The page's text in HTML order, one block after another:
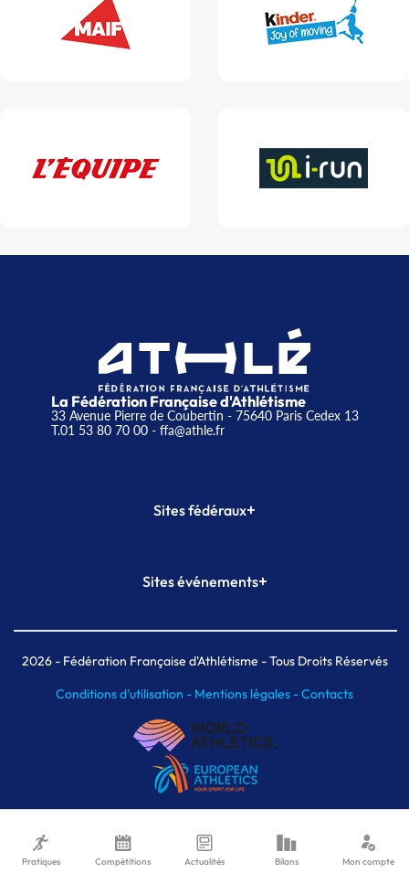
La Fédération Française d'Athlétisme
33 Avenue Pierre de Coubertin - 75640 Paris Cedex 13
T.01 53 80 70 00- ffa@athle.fr
Sites fédéraux+
Plateforme Formation
Sites événements+
Meeting de Paris indoor
MAIF Ekiden de Paris
2026- Fédération Française d'Athlétisme - Tous Droits Réservés
Conditions d'utilisation - Mentions légales -Contacts
Pratiques Compétitions Actualités Bilans Mon compte